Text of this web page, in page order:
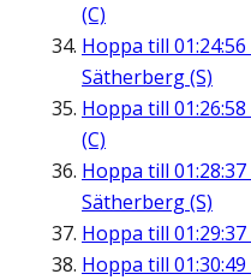
(C)
Hoppa till 01:24:56
Sätherberg (S)
Hoppa till 01:26:58
(C)
Hoppa till 01:28:37
Sätherberg (S)
Hoppa till 01:29:37
Hoppa till 01:30:49